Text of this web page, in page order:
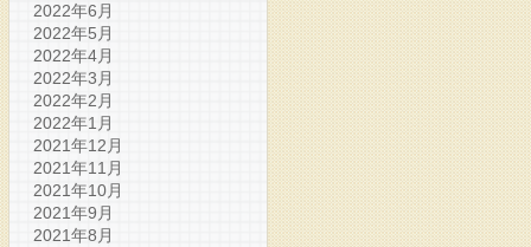
2022年6月
2022年5月
2022年4月
2022年3月
2022年2月
2022年1月
2021年12月
2021年11月
2021年10月
2021年9月
2021年8月